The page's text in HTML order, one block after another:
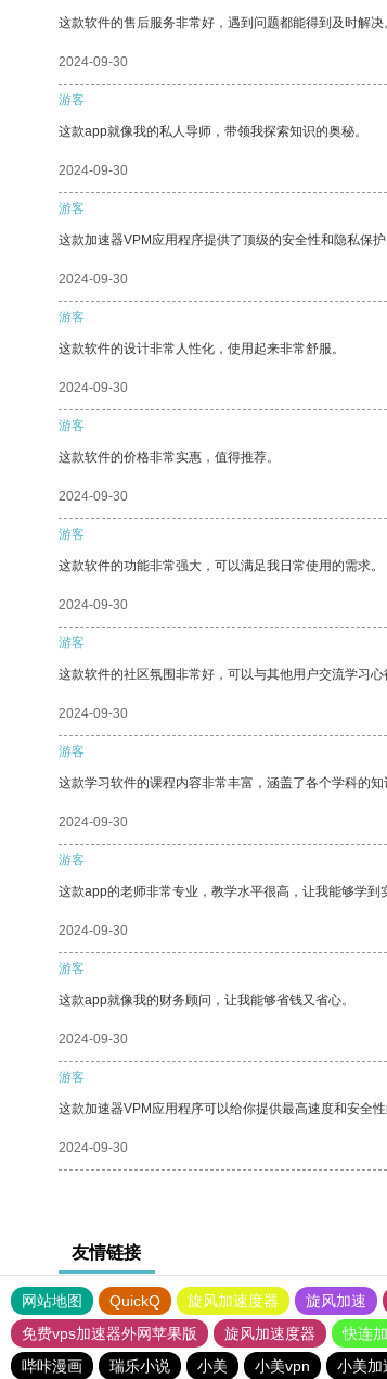
这款软件的售后服务非常好，遇到问题都能得到及时解决
2024-09-30
游客
这款app就像我的私人导师，带领我探索知识的奥秘。
2024-09-30
游客
这款加速器VPM应用程序提供了顶级的安全性和隐私保护
2024-09-30
游客
这款软件的设计非常人性化，使用起来非常舒服。
2024-09-30
游客
这款软件的价格非常实惠，值得推荐。
2024-09-30
游客
这款软件的功能非常强大，可以满足我日常使用的需求。
2024-09-30
游客
这款软件的社区氛围非常好，可以与其他用户交流学习心
2024-09-30
游客
这款学习软件的课程内容非常丰富，涵盖了各个学科的
2024-09-30
游客
这款app的老师非常专业，教学水平很高，让我能够学到
2024-09-30
游客
这款app就像我的财务顾问，让我能够省钱又省心。
2024-09-30
游客
这款加速器VPM应用程序可以给你提供最高速度和安全
2024-09-30
友情链接
网站地图 QuickQ 旋风加速度器 旋风加速
免费vps加速器外网苹果版
旋风加速度器 快连
哔咔漫画
瑞乐小说 小美 小美vpn 小美加